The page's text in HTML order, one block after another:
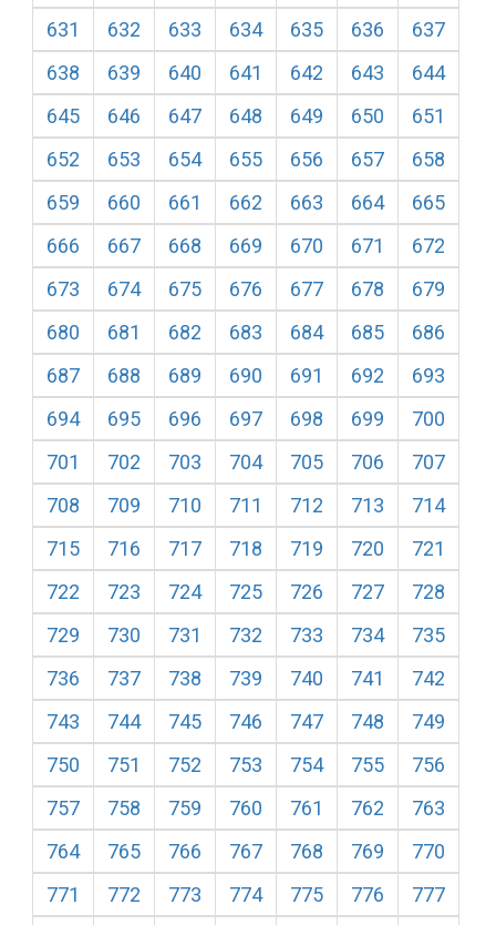
631
632 633 634 635 636
637
638
639 640 641 642 643
644
645
646 647 648 649 650
651
652
653 654 655 656 657
658
659
660 661 662 663 664
665
666
667 668 669 670 671
672
673
674 675 676 677 678
679
680
681 682 683 684 685
686
687
688 689 690 691 692
693
694
695 696 697 698 699
700
701
702 703 704 705 706
707
708
709 710 711 712 713
714
715
716 717 718 719 720
721
722
723 724 725 726 727
728
729
730 731 732 733 734
735
736
737 738 739 740 741
742
743
744 745 746 747 748
749
750
751 752 753 754 755
756
757
758 759 760 761 762
763
764
765 766 767 768 769
770
771
772 773 774 775 776
777